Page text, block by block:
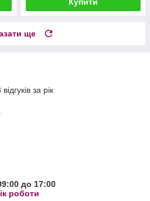
ще
за рік
до 17:00
роботи